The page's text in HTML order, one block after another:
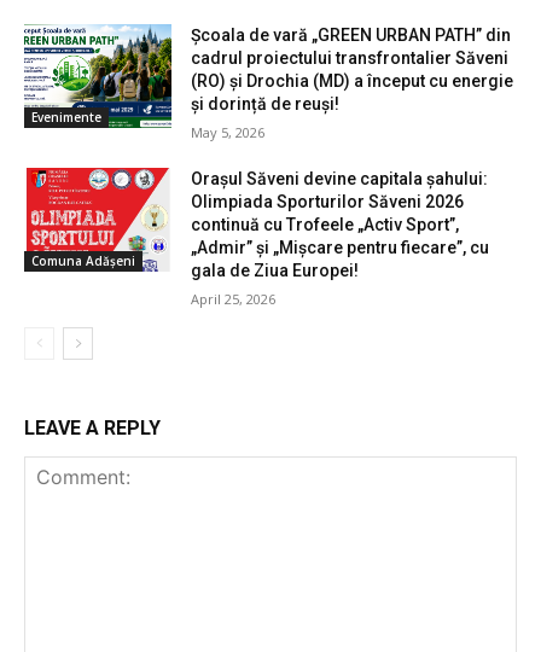
Evenimente
Școala de vară „GREEN URBAN PATH” din
cadrul proiectului transfrontalier Săveni
(RO) și Drochia (MD) a început cu energie
și dorință de reuși!
May 5, 2026
Comuna Adășeni
Orașul Săveni devine capitala șahului:
Olimpiada Sporturilor Săveni 2026
continuă cu Trofeele „Activ Sport”,
„Admir” și „Mișcare pentru fiecare”, cu
gala de Ziua Europei!
April 25, 2026
LEAVE A REPLY